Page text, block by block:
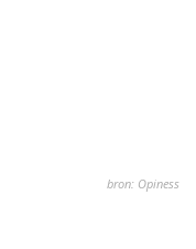
bron: Opiness